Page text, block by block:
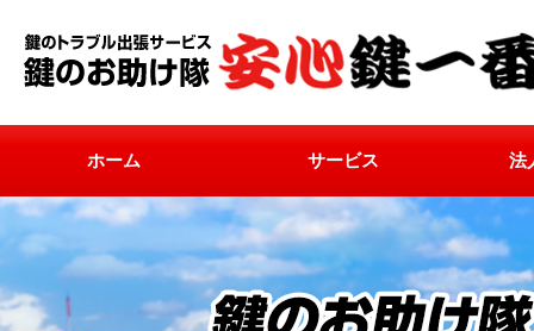
ホーム サービス 法